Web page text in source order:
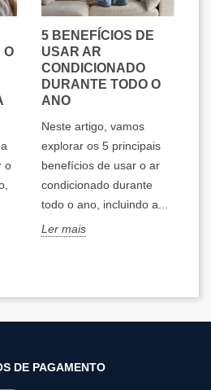
O
o
5 BENEFÍCIOS DE
USAR AR
CONDICIONADO
DURANTE TODO O
ANO
Neste artigo, vamos
explorar os 5 principais
benefícios de usar o ar
condicionado durante
todo o ano, incluindo a...
Ler mais
DE PAGAMENTO